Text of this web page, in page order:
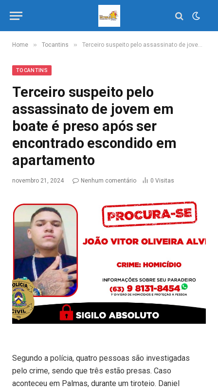
Home » Tocantins » Terceiro suspeito pelo assassinato de jovem em boate é preso após ser encontrado escondido em apartamento
TOCANTINS
Terceiro suspeito pelo
assassinato de jovem em
boate é preso após ser
encontrado escondido em
apartamento
novembro 21, 2024 Nenhum comentário 0 Visitas
Segundo a polícia, quatro pessoas são investigadas
pelo crime, sendo que três estão presas. Caso
aconteceu em Palmas, durante um tiroteio. Daniel